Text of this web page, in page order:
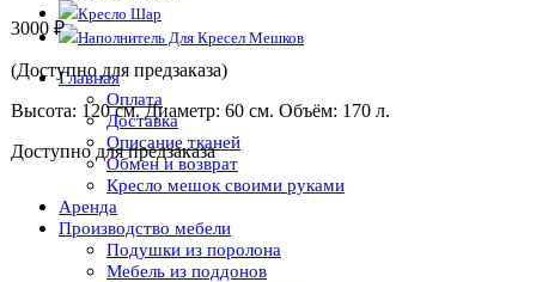
Кресло Шар
Наполнитель Для Кресел Мешков
Главная
Оплата
Доставка
Описание тканей
Обмен и возврат
Кресло мешок своими руками
Аренда
Производство мебели
Подушки из поролона
Мебель из поддонов
3000 ₽
(Доступно для предзаказа)
Высота: 120 см. Диаметр: 60 см. Объём: 170 л.
Доступно для предзаказа